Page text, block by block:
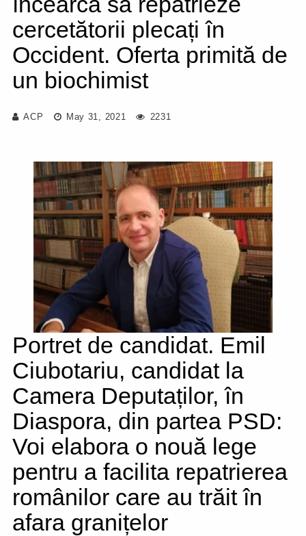
cercetătorii plecați în
Occident. Oferta primită de
un biochimist
ACP May 31, 2021 2231
Portret de candidat. Emil
Ciubotariu, candidat la
Camera Deputaților, în
Diaspora, din partea PSD:
Voi elabora o nouă lege
pentru a facilita repatrierea
românilor care au trăit în
afara granițelor